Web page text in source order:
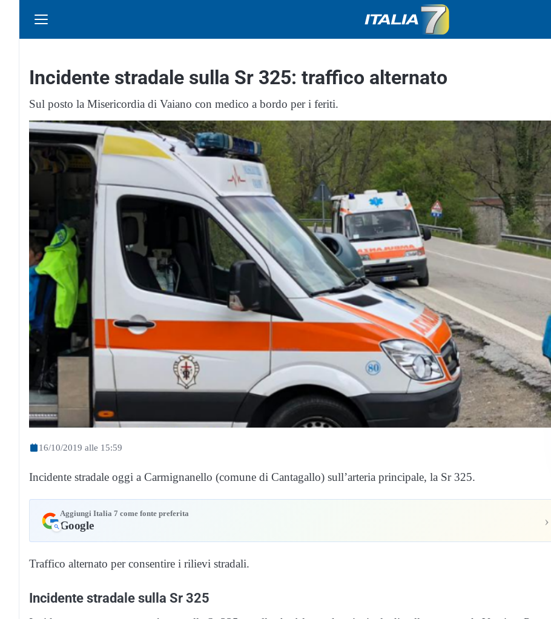
Incidente stradale sulla Sr 325: traffico alternato
Sul posto la Misericordia di Vaiano con medico a bordo per i feriti.
16/10/2019 alle 15:59
Incidente stradale oggi a Carmignanello (comune di Cantagallo) sull’arteria principale, la Sr 325.
Aggiungi Italia 7 come fonte preferita
Google ›
Traffico alternato per consentire i rilievi stradali.
Incidente stradale sulla Sr 325